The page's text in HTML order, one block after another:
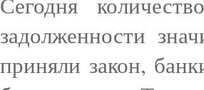
задолженности
приняли закон,